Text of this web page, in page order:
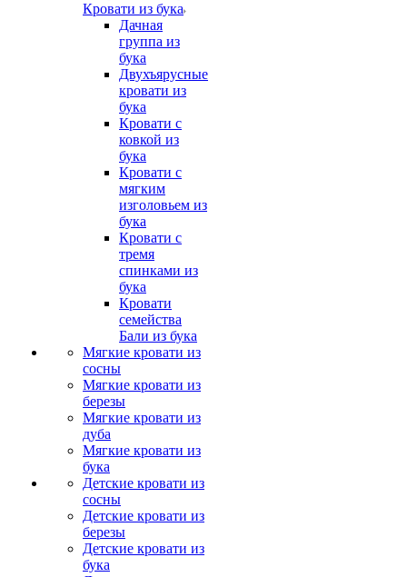
Кровати из бука
Дачная
группа из
бука
Двухъярусные
кровати из
бука
Кровати с
ковкой из
бука
Кровати с
мягким
изголовьем из
бука
Кровати с
тремя
спинками из
бука
Кровати
семейства
Бали из бука
Мягкие кровати из
сосны
Мягкие кровати из
березы
Мягкие кровати из
дуба
Мягкие кровати из
бука
Детские кровати из
сосны
Детские кровати из
березы
Детские кровати из
бука